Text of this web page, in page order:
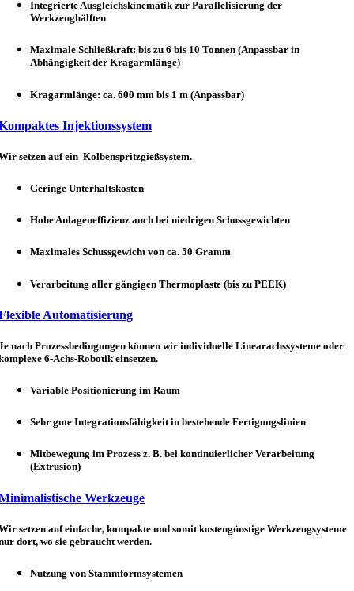
Integrierte Ausgleichskinematik zur Parallelisierung der
Werkzeughälften
Maximale Schließkraft: bis zu 6 bis 10 Tonnen (Anpassbar in
Abhängigkeit der Kragarmlänge)
Kragarmlänge: ca. 600 mm bis 1 m (Anpassbar)
Injektionssystem
setzen auf ein Kolbenspritzgießsystem.
Geringe Unterhaltskosten
Hohe Anlageneffizienz auch bei niedrigen Schussgewichten
Maximales Schussgewicht von ca. 50 Gramm
Verarbeitung aller gängigen Thermoplaste (bis zu PEEK)
Automatisierung
nach Prozessbedingungen können wir individuelle Linearachssysteme oder
6-Achs-Robotik einsetzen.
Variable Positionierung im Raum
Sehr gute Integrationsfähigkeit in bestehende Fertigungslinien
Mitbewegung im Prozess z. B. bei kontinuierlicher Verarbeitung
(Extrusion)
Werkzeuge
setzen auf einfache, kompakte und somit kostengünstige Werkzeugsysteme
dort, wo sie gebraucht werden.
Nutzung von Stammformsystemen